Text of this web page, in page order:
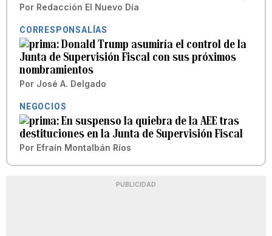
Por Redacción El Nuevo Día
CORRESPONSALÍAS
Donald Trump asumiría el control de la
Junta de Supervisión Fiscal con sus próximos
nombramientos
Por José A. Delgado
NEGOCIOS
En suspenso la quiebra de la AEE tras
destituciones en la Junta de Supervisión Fiscal
Por Efraín Montalbán Ríos
PUBLICIDAD